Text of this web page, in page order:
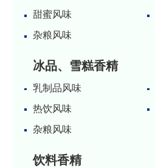
甜蜜风味
杂粮风味
冰品、雪糕香精
乳制品风味
热饮风味
杂粮风味
饮料香精